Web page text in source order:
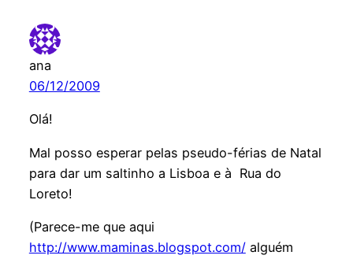
ana
06/12/2009
Olá!
Mal posso esperar pelas pseudo-férias de Natal
para dar um saltinho a Lisboa e à Rua do
Loreto!
(Parece-me que aqui
http://www.maminas.blogspot.com/alguém